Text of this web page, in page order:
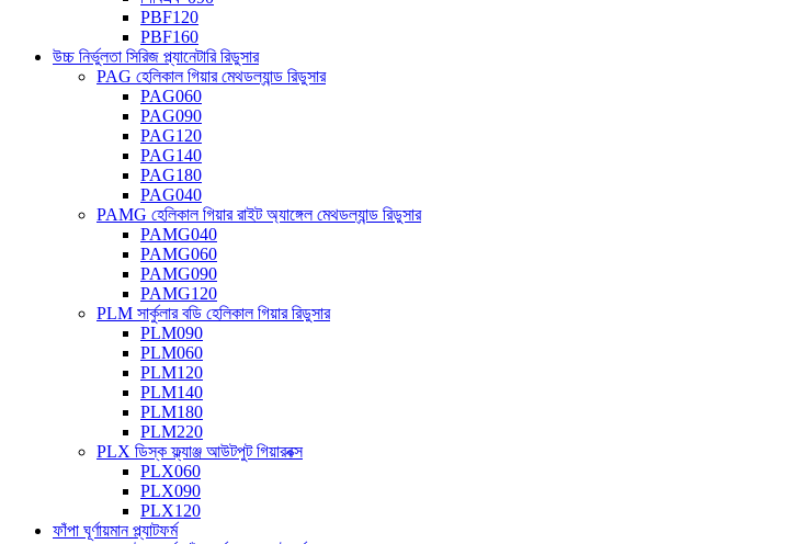
PBF120
PBF160
উচ্চ নির্ভুলতা সিরিজ প্ল্যানেটারি রিডুসার
PAG হেলিকাল গিয়ার মেথডল্যান্ড রিডুসার
PAG060
PAG090
PAG120
PAG140
PAG180
PAG040
PAMG হেলিকাল গিয়ার রাইট অ্যাঙ্গেল মেথডল্যান্ড রিডুসার
PAMG040
PAMG060
PAMG090
PAMG120
PLM সার্কুলার বডি হেলিকাল গিয়ার রিডুসার
PLM090
PLM060
PLM120
PLM140
PLM180
PLM220
PLX ডিস্ক ফ্ল্যাঞ্জ আউটপুট গিয়ারবক্স
PLX060
PLX090
PLX120
ফাঁপা ঘূর্ণায়মান প্ল্যাটফর্ম